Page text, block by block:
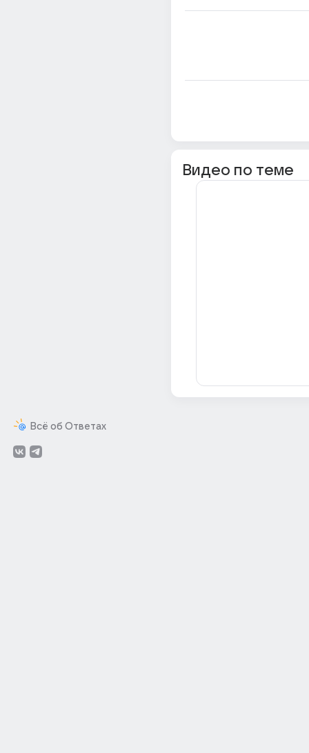
Всё об Ответах
Видео по теме